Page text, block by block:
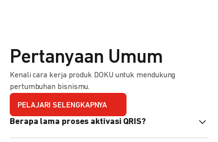
Pertanyaan Umum
Kenali cara kerja produk DOKU untuk mendukung
pertumbuhan bisnismu.
PELAJARI SELENGKAPNYA
Berapa lama proses aktivasi QRIS?